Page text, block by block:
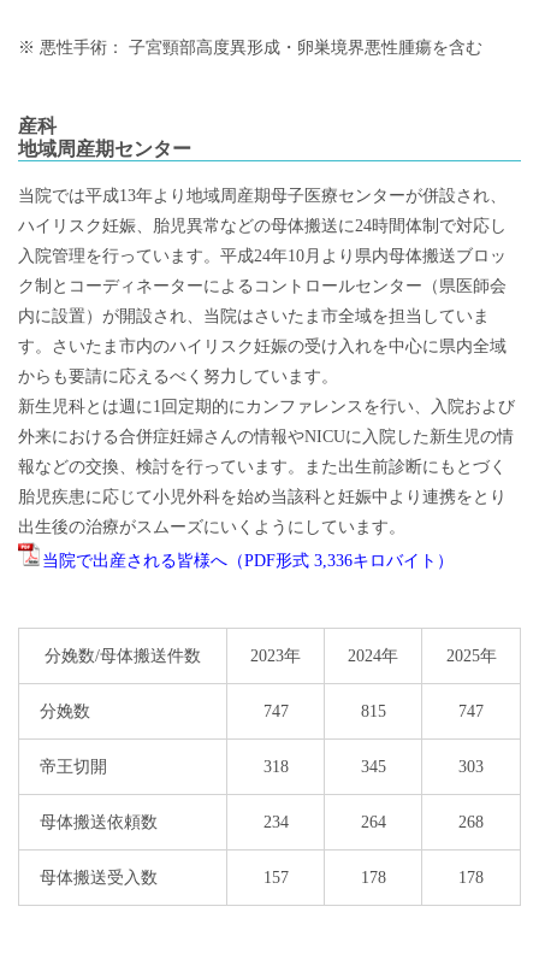
※ 悪性手術： 子宮頸部高度異形成・卵巣境界悪性腫瘍を含む
産科
地域周産期センター
当院では平成13年より地域周産期母子医療センターが併設され、
ハイリスク妊娠、胎児異常などの母体搬送に24時間体制で対応し
入院管理を行っています。平成24年10月より県内母体搬送ブロッ
ク制とコーディネーターによるコントロールセンター（県医師会
内に設置）が開設され、当院はさいたま市全域を担当していま
す。さいたま市内のハイリスク妊娠の受け入れを中心に県内全域
からも要請に応えるべく努力しています。
新生児科とは週に1回定期的にカンファレンスを行い、入院および
外来における合併症妊婦さんの情報やNICUに入院した新生児の情
報などの交換、検討を行っています。また出生前診断にもとづく
胎児疾患に応じて小児外科を始め当該科と妊娠中より連携をとり
出生後の治療がスムーズにいくようにしています。
当院で出産される皆様へ（PDF形式 3,336キロバイト）
分娩数/母体搬送件数 2023年 2024年 2025年
分娩数 747 815 747
帝王切開 318 345 303
母体搬送依頼数 234 264 268
母体搬送受入数 157 178 178